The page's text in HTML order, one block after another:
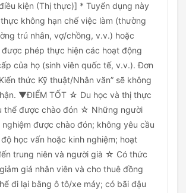
kiện (Thị thực)] * Tuyển dụng này
không hạn chế việc làm (thường
trú nhân, vợ/chồng, v.v.) hoặc
phép thực hiện các hoạt động
của họ (sinh viên quốc tế, v.v.). Đơn
thức Kỹ thuật/Nhân văn” sẽ không
▼ĐIỂM TỐT ☆ Du học và thị thực
thể được chào đón ☆ Những người
được chào đón; không yêu cầu
học vấn hoặc kinh nghiệm; hoạt
trung niên và người già ☆ Có thức
giá nhân viên và cho thuê đồng
đi lại bằng ô tô/xe máy; có bãi đậu